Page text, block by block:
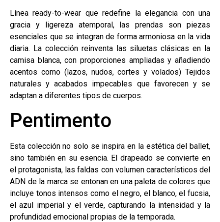
Línea ready-to-wear que redefine la elegancia con una
gracia y ligereza atemporal, las prendas son piezas
esenciales que se integran de forma armoniosa en la vida
diaria. La colección reinventa las siluetas clásicas en la
camisa blanca, con proporciones ampliadas y añadiendo
acentos como (lazos, nudos, cortes y volados) Tejidos
naturales y acabados impecables que favorecen y se
adaptan a diferentes tipos de cuerpos.
Pentimento
Esta colección no solo se inspira en la estética del ballet,
sino también en su esencia. El drapeado se convierte en
el protagonista, las faldas con volumen característicos del
ADN de la marca se entonan en una paleta de colores que
incluye tonos intensos como el negro, el blanco, el fucsia,
el azul imperial y el verde, capturando la intensidad y la
profundidad emocional propias de la temporada.